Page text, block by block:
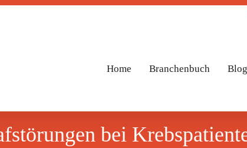
Home Branchenbuch Blog
bei